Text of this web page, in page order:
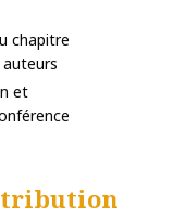
chapitre
auteurs
et